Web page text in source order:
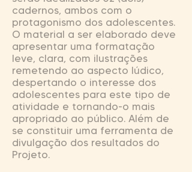
cadernos, ambos com o
protagonismo dos adolescentes.
O material a ser elaborado deve
apresentar uma formatação
leve, clara, com ilustrações
remetendo ao aspecto lúdico,
despertando o interesse dos
adolescentes para este tipo de
atividade e tornando-o mais
apropriado ao público. Além de
se constituir uma ferramenta de
divulgação dos resultados do
Projeto.